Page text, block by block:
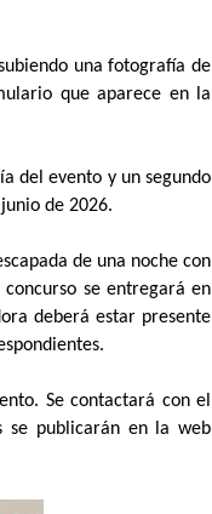
una fotografía de
que aparece en la
del evento y un segundo
de 2026.
de una noche con
se entregará en
deberá estar presente
Se contactará con el
se publicarán en la web